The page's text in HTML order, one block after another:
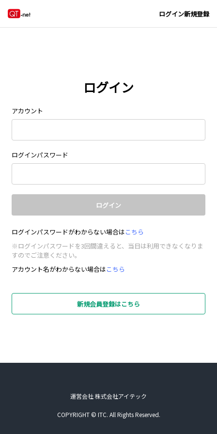
ログイン新規登録
ログイン
アカウント
ログインパスワード
ログイン
ログインパスワードがわからない場合はこちら
※ログインパスワードを3回間違えると、当日は利用できなくなりま
すのでご注意ください。
アカウント名がわからない場合はこちら
新規会員登録はこちら
運営会社 株式会社アイテック
COPYRIGHT © ITC. All Rights Reserved.